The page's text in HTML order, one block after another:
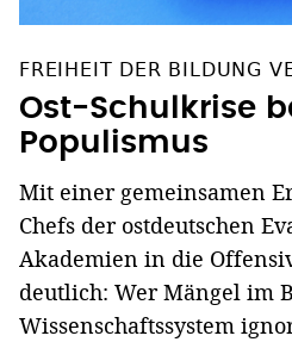
FREIHEIT DER BILDUNG
Ost-Schulkrise
Populismus
Mit einer gemeinsamen
Chefs der ostdeutschen
Akademien in die
deutlich: Wer Mängel im
Wissenschaftssystem